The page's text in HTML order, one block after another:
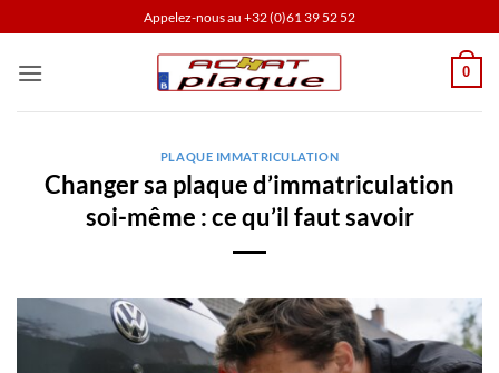
au
contenu
Appelez-nous au +32 (0)61 39 52 52
0
PLAQUE IMMATRICULATION
Changer sa plaque d’immatriculation
soi-même : ce qu’il faut savoir